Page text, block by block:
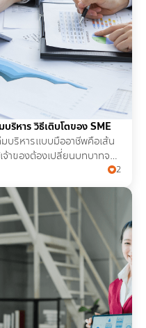
ริหาร วิธีเติบโตของ SME
บริหารแบบมืออาชีพคือเส้น
จ้าของต้องเปลี่ยนบทบาทจาก
2